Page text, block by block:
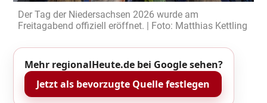
Der Tag der Niedersachsen 2026 wurde am
Freitagabend offiziell eröffnet. | Foto: Matthias Kettling
Mehr regionalHeute.de bei Google sehen?
Jetzt als bevorzugte Quelle festlegen